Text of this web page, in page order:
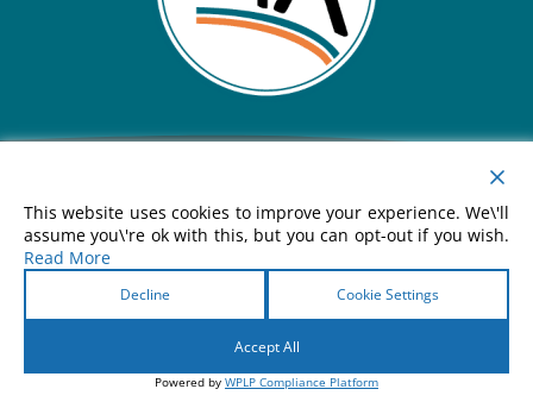
Wildunger Str. 4, 70372 Stuttgart,
0711 / 958157-40,
This website uses cookies to improve your experience. We\'ll
assume you\'re ok with this, but you can opt-out if you wish.
Read More
Decline Cookie Settings
Accept All
Powered by WPLP Compliance Platform